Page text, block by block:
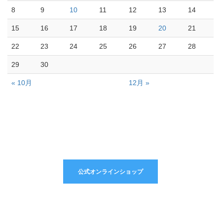
« 10月 12月 »
8 9 10 11 12 13 14
15 16 17 18 19 20 21
22 23 24 25 26 27 28
29 30
公式オンラインショップ